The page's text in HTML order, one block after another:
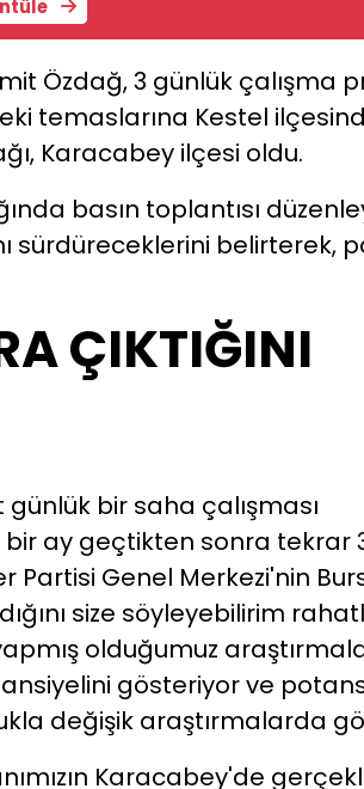
Özdağ, 3 günlük çalışma
temaslarına Kestel
Karacabey ilçesi oldu.
basın toplantısı
sürdüreceklerini belirterek,
ÇIKTIĞINI
bir saha çalışması
ay geçtikten sonra tekrar
Partisi Genel Merkezi'nin
size söyleyebilirim
olduğumuz
gösteriyor ve
değişik araştırmalarda
Karacabey'de